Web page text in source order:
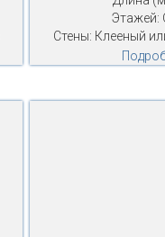
Этажей:
Стены: Клееный